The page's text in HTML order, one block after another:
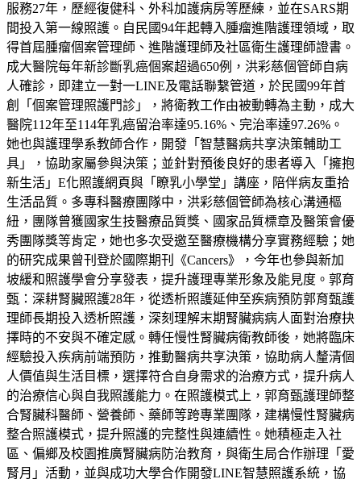
服務27年，歷經復健科、外科加護病房等歷練，並在SARS期
間投入第一線照護。自民國94年起轉入腫瘤進階護理領域，取
得首屆腫瘤個案管理師、進階護理師及社區衛生護理師證書。
成大醫院每年新診斷乳癌個案超過650例，洪彩慈個管師自病
人確診，即建立一對一LINE及電話聯繫管道，於民國99年首
創「個案管理照護門診」，將衛教工作由被動轉為主動，成大
醫院112年至114年乳癌留治率達95.16%、完治率達97.26%。
她也與護理學系教師合作，開發「智慧醫病共享決策輔助工
具」，協助家屬參與決策；並針對預後良好的患者導入「擁抱
新生活」E化照護網頁與「瞭乳小學堂」講座，陪伴病友重拾
生活品質。多專科醫療團隊中，洪彩慈個管師為核心溝通樞
紐，團隊曾獲國家生技醫療品質獎、國家品質標章及醫策會優
秀團隊獎等肯定，她也多次受邀至醫療機構分享實務經驗；她
的研究成果曾刊登於國際期刊《Cancers》，今年也參與新加
坡緩和照護學會分享發表，提升護理專業形象及能見度。郭育
甄：深耕腎臟照護28年，從透析照護延伸至疾病預防郭育甄護
理師長期投入透析照護，深刻理解末期腎臟病病人面對治療抉
擇時的不安與不確定感。轉任慢性腎臟病衛教師後，她將臨床
經驗投入疾病前端預防，推動醫病共享決策，協助病人釐清個
人價值與生活目標，選擇符合自身需求的治療方式，提升病人
的治療信心與自我照護能力。在照護模式上，郭育甄護理師整
合腎臟科醫師、營養師、藥師等跨專業團隊，建構慢性腎臟病
整合照護模式，提升照護的完整性與連續性。她積極走入社
區、偏鄉及校園推廣腎臟病防治教育，與衛生局合作辦理「愛
腎月」活動，並與成功大學合作開發LINE智慧照護系統，協